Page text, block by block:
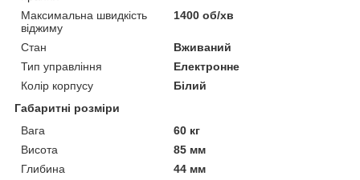
Максимальна швидкість
віджиму
1400 об/хв
Стан
Вживаний
Тип управління
Електронне
Колір корпусу
Білий
Габаритні розміри
Вага
60 кг
Висота
85 мм
Глибина
44 мм